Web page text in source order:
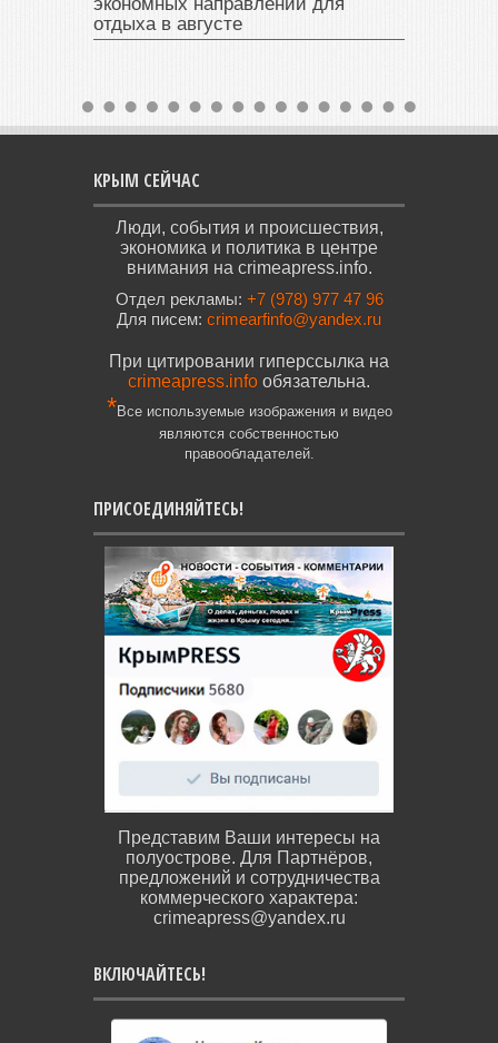
отдыха в августе
КРЫМ СЕЙЧАС
Люди, события и происшествия,
экономика и политика в центре
внимания на crimeapress.info.
Отдел рекламы: +7 (978) 977 47 96
Для писем: crimearfinfo@yandex.ru
При цитировании гиперссылка на
crimeapress.info обязательна.
*Все используемые изображения и видео
являются собственностью
правообладателей.
ПРИСОЕДИНЯЙТЕСЬ!
Представим Ваши интересы на
полуострове. Для Партнёров,
предложений и сотрудничества
коммерческого характера:
crimeapress@yandex.ru
ВКЛЮЧАЙТЕСЬ!